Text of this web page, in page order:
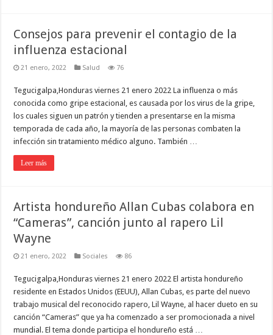
Consejos para prevenir el contagio de la
influenza estacional
21 enero, 2022 Salud 76
Tegucigalpa,Honduras viernes 21 enero 2022 La influenza o más
conocida como gripe estacional, es causada por los virus de la gripe,
los cuales siguen un patrón y tienden a presentarse en la misma
temporada de cada año, la mayoría de las personas combaten la
infección sin tratamiento médico alguno. También …
Leer más
Artista hondureño Allan Cubas colabora en
“Cameras”, canción junto al rapero Lil
Wayne
21 enero, 2022 Sociales 86
Tegucigalpa,Honduras viernes 21 enero 2022 El artista hondureño
residente en Estados Unidos (EEUU), Allan Cubas, es parte del nuevo
trabajo musical del reconocido rapero, Lil Wayne, al hacer dueto en su
canción “Cameras” que ya ha comenzado a ser promocionada a nivel
mundial. El tema donde participa el hondureño está …